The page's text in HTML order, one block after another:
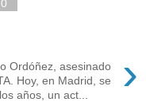
›
Ordóñez, asesinado
Hoy, en Madrid, se
años, un act...